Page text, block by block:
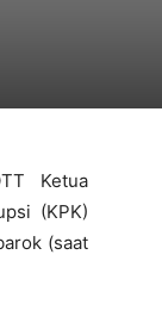
Ketua
(KPK)
(saat